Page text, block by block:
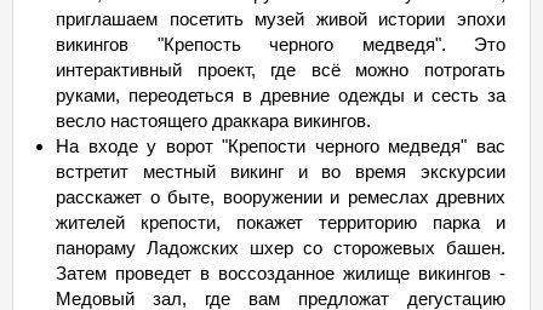
приглашаем посетить музей живой истории эпохи
викингов "Крепость черного медведя". Это
интерактивный проект, где всё можно потрогать
руками, переодеться в древние одежды и сесть за
весло настоящего драккара викингов.
На входе у ворот "Крепости черного медведя" вас
встретит местный викинг и во время экскурсии
расскажет о быте, вооружении и ремеслах древних
жителей крепости, покажет территорию парка и
панораму Ладожских шхер со сторожевых башен.
Затем проведет в воссозданное жилище викингов -
Медовый зал, где вам предложат дегустацию